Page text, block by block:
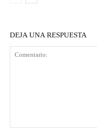
DEJA UNA RESPUESTA